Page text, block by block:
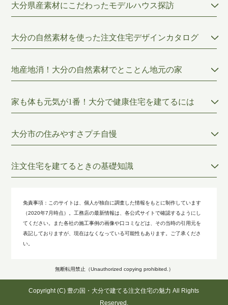
大分県産素材にこだわったモデルハウス探訪
大分の自然素材を使った注文住宅デザインカタログ
地産地消！大分の自然素材でとことん地元の家
家も体も元気が1番！大分で健康住宅を建てるには
大分市の住みやすさプチ自慢
注文住宅を建てるときの基礎知識
免責事項： このサイトは、個人が独自に調査した情報をもとに制作しています
（2020年7月時点）。工務店の最新情報は、各公式サイトで確認するようにし
てください。また各社の施工事例の画像や口コミなどは、その当時の引用元を
表記しておりますが、現在はなくなっている可能性もあります。ご了承くださ
い。
無断転用禁止（Unauthorized copying prohibited.）
Copyright (C) 豊の国・大分で建てる注文住宅の魅力 All Rights
Reserved.